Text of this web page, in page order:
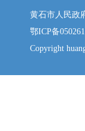
黄石市人民政
鄂ICP备
Copyright